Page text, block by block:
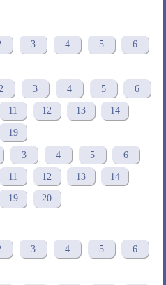
3 4 5 6
2 3 4 5 6
11 12 13 14
19
3 4 5 6
11 12 13 14
19 20
3 4 5 6